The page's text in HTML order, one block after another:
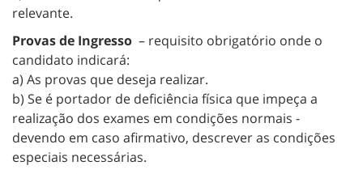
relevante.
Provas de Ingresso – requisito obrigatório onde o
candidato indicará:
a) As provas que deseja realizar.
b) Se é portador de deficiência física que impeça a
realização dos exames em condições normais -
devendo em caso afirmativo, descrever as condições
especiais necessárias.